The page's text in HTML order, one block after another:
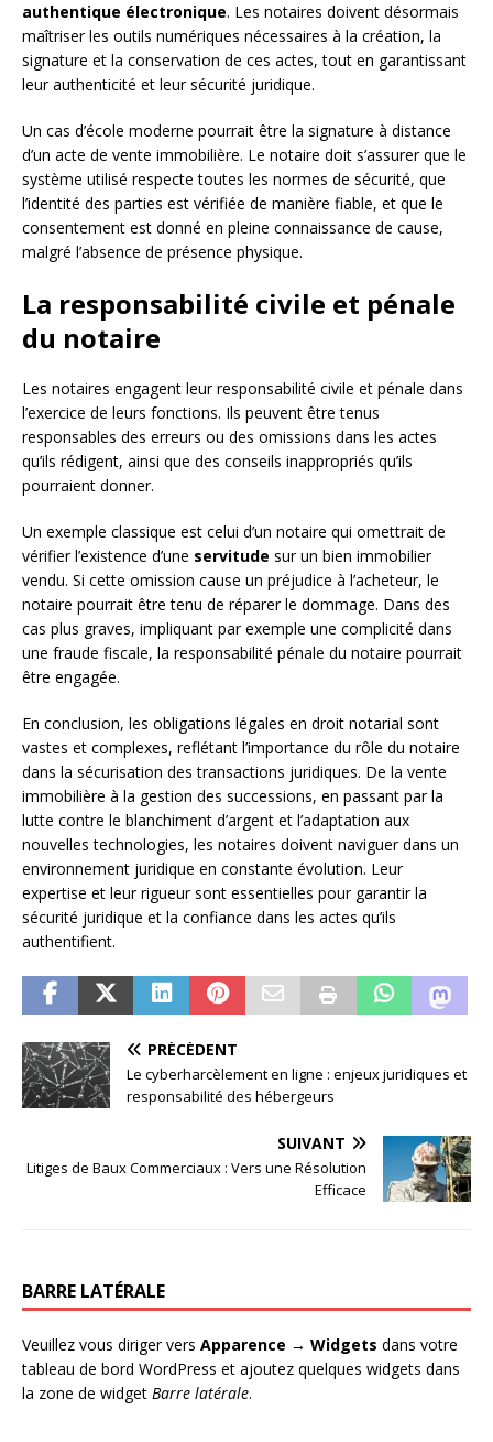
authentique électronique. Les notaires doivent désormais
maîtriser les outils numériques nécessaires à la création, la
signature et la conservation de ces actes, tout en garantissant
leur authenticité et leur sécurité juridique.
Un cas d’école moderne pourrait être la signature à distance
d’un acte de vente immobilière. Le notaire doit s’assurer que le
système utilisé respecte toutes les normes de sécurité, que
l’identité des parties est vérifiée de manière fiable, et que le
consentement est donné en pleine connaissance de cause,
malgré l’absence de présence physique.
La responsabilité civile et pénale
du notaire
Les notaires engagent leur responsabilité civile et pénale dans
l’exercice de leurs fonctions. Ils peuvent être tenus
responsables des erreurs ou des omissions dans les actes
qu’ils rédigent, ainsi que des conseils inappropriés qu’ils
pourraient donner.
Un exemple classique est celui d’un notaire qui omettrait de
vérifier l’existence d’une servitude sur un bien immobilier
vendu. Si cette omission cause un préjudice à l’acheteur, le
notaire pourrait être tenu de réparer le dommage. Dans des
cas plus graves, impliquant par exemple une complicité dans
une fraude fiscale, la responsabilité pénale du notaire pourrait
être engagée.
En conclusion, les obligations légales en droit notarial sont
vastes et complexes, reflétant l’importance du rôle du notaire
dans la sécurisation des transactions juridiques. De la vente
immobilière à la gestion des successions, en passant par la
lutte contre le blanchiment d’argent et l’adaptation aux
nouvelles technologies, les notaires doivent naviguer dans un
environnement juridique en constante évolution. Leur
expertise et leur rigueur sont essentielles pour garantir la
sécurité juridique et la confiance dans les actes qu’ils
authentifient.
PRÉCÉDENT
Le cyberharcèlement en ligne : enjeux juridiques et
responsabilité des hébergeurs
SUIVANT
Litiges de Baux Commerciaux : Vers une Résolution
Efficace
BARRE LATÉRALE
Veuillez vous diriger vers Apparence → Widgets dans votre
tableau de bord WordPress et ajoutez quelques widgets dans
la zone de widget Barre latérale.